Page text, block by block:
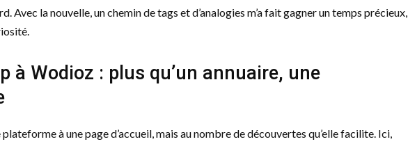
Avec la nouvelle, un chemin de tags et d’analogies m’a fait gagner un temps précieux,
à Wodioz : plus qu’un annuaire, une
plateforme à une page d’accueil, mais au nombre de découvertes qu’elle facilite. Ici,